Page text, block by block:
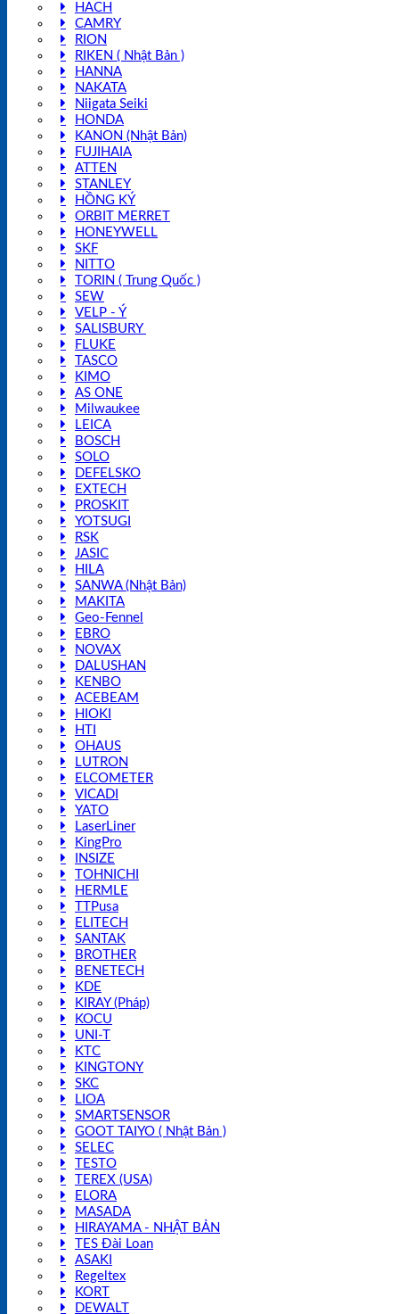
HACH
CAMRY
RION
RIKEN ( Nhật Bản )
HANNA
NAKATA
Niigata Seiki
HONDA
KANON (Nhật Bản)
FUJIHAIA
ATTEN
STANLEY
HỒNG KÝ
ORBIT MERRET
HONEYWELL
SKF
NITTO
TORIN ( Trung Quốc )
SEW
VELP - Ý
SALISBURY
FLUKE
TASCO
KIMO
AS ONE
Milwaukee
LEICA
BOSCH
SOLO
DEFELSKO
EXTECH
PROSKIT
YOTSUGI
RSK
JASIC
HILA
SANWA (Nhật Bản)
MAKITA
Geo-Fennel
EBRO
NOVAX
DALUSHAN
KENBO
ACEBEAM
HIOKI
HTI
OHAUS
LUTRON
ELCOMETER
VICADI
YATO
LaserLiner
KingPro
INSIZE
TOHNICHI
HERMLE
TTPusa
ELITECH
SANTAK
BROTHER
BENETECH
KDE
KIRAY (Pháp)
KOCU
UNI-T
KTC
KINGTONY
SKC
LIOA
SMARTSENSOR
GOOT TAIYO ( Nhật Bản )
SELEC
TESTO
TEREX (USA)
ELORA
MASADA
HIRAYAMA - NHẬT BẢN
TES Đài Loan
ASAKI
Regeltex
KORT
DEWALT